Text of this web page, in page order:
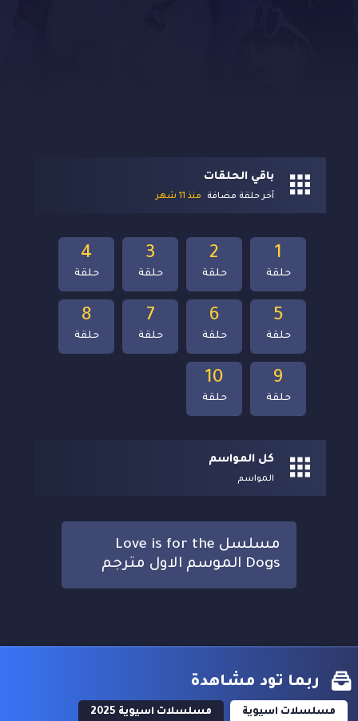
باقي الحلقات
آخر حلقة مضافة منذ 11 شهر
10
حلقة
9
حلقة
8
حلقة
7
حلقة
6
حلقة
5
حلقة
4
حلقة
3
حلقة
2
حلقة
1
حلقة
كل المواسم
المواسم
مسلسل Love is for the
Dogs الموسم الاول مترجم
ربما تود مشاهدة
مسلسلات اسيوية مسلسلات اسيوية 2025